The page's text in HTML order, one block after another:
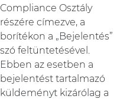
Compliance Osztály
részére címezve, a
borítékon a „Bejelentés”
szó feltüntetésével.
Ebben az esetben a
bejelentést tartalmazó
küldeményt kizárólag a